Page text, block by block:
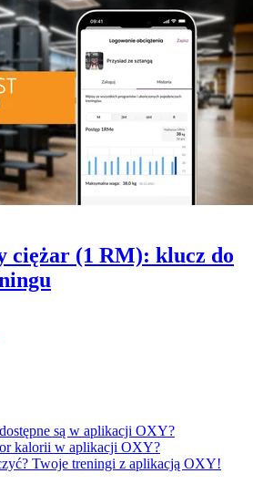
ciężar (1 RM): klucz do
są w aplikacji OXY?
kalorii w aplikacji OXY?
Twoje treningi z aplikacją OXY!